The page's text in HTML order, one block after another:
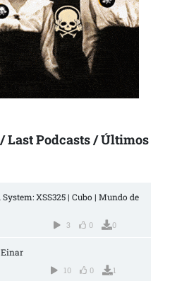
Last Podcasts / Últimos
XSS325 | Cubo | Mundo de
3 0 0
Einar
10 0 1